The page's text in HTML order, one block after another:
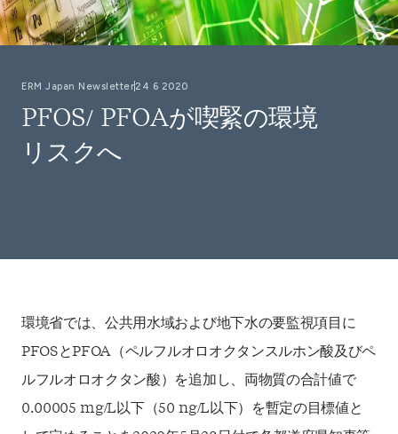
ERM Japan Newsletter24 6 2020
PFOS/ PFOAが喫緊の環境
リスクへ
環境省では、公共用水域および地下水の要監視項目に
PFOSとPFOA（ペルフルオロオクタンスルホン酸及びペ
ルフルオロオクタン酸）を追加し、両物質の合計値で
0.00005 mg/L以下（50 ng/L以下）を暫定の目標値と